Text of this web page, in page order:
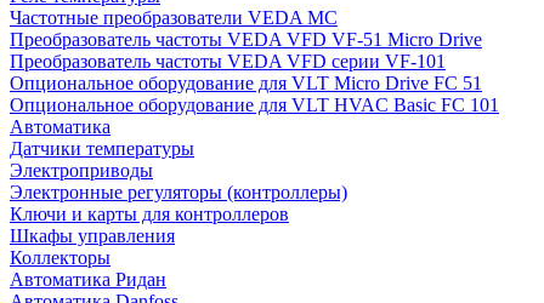
Частотные преобразователи VEDA MC
Преобразователь частоты VEDA VFD VF-51 Micro Drive
Преобразователь частоты VEDA VFD серии VF-101
Опциональное оборудование для VLT Micro Drive FC 51
Опциональное оборудование для VLT HVAC Basic FC 101
Автоматика
Датчики температуры
Электроприводы
Электронные регуляторы (контроллеры)
Ключи и карты для контроллеров
Шкафы управления
Коллекторы
Автоматика Ридан